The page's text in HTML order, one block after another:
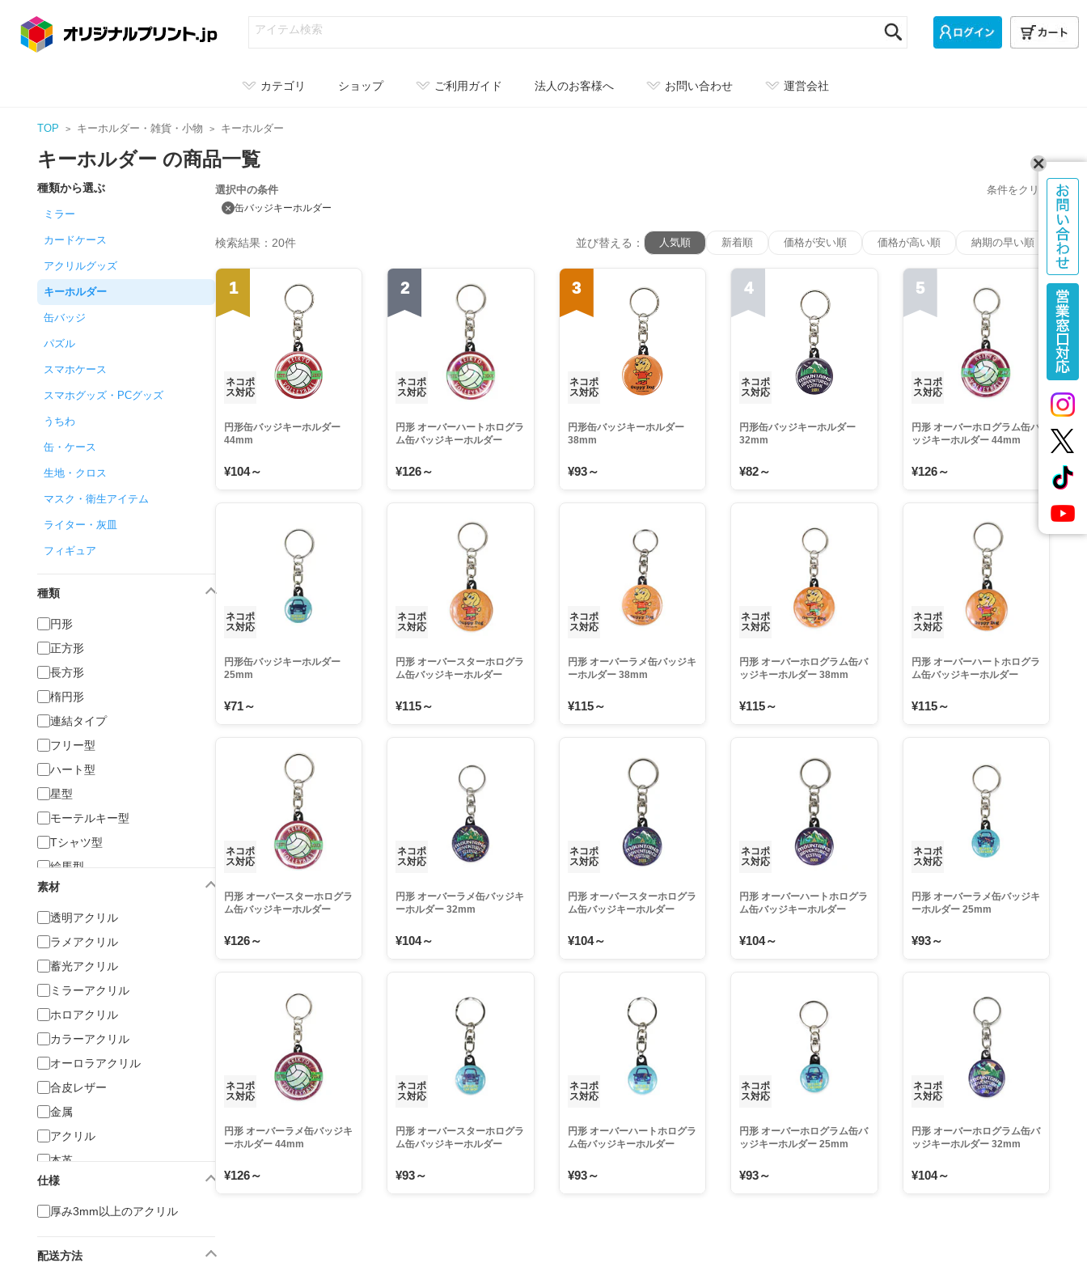
カテゴリ ショップ ご利用ガイド 法人のお客様へ お問い合わせ 運営会社
TOP キーホルダー・雑貨・小物 キーホルダー
キーホルダー の商品一覧
種類から選ぶ
ミラー
カードケース
アクリルグッズ
キーホルダー
缶バッジ
パズル
スマホケース
スマホグッズ・PCグッズ
うちわ
缶・ケース
生地・クロス
マスク・衛生アイテム
ライター・灰皿
フィギュア
種類
円形
正方形
長方形
楕円形
連結タイプ
フリー型
ハート型
星型
モーテルキー型
Tシャツ型
絵馬型
お守り型
タグ型
スティック型
フォト・カードホルダー
缶バッジキーホルダー
LEDキーホルダー
その他
素材
透明アクリル
ラメアクリル
蓄光アクリル
ミラーアクリル
ホロアクリル
カラーアクリル
オーロラアクリル
合皮レザー
金属
アクリル
本革
木材
PVC
仕様
厚み3mm以上のアクリル
配送方法
選択中の条件 条件をクリア
× 缶バッジキーホルダー
検索結果：20件 並び替える： 人気順 新着順 価格が安い順 価格が高い順 納期の早い順
1
ネコポ
ス対応
円形缶バッジキーホルダー
44mm
¥104～
2
ネコポ
ス対応
円形 オーバーハートホログラ
ム缶バッジキーホルダー
¥126～
3
ネコポ
ス対応
円形缶バッジキーホルダー
38mm
¥93～
4
ネコポ
ス対応
円形缶バッジキーホルダー
32mm
¥82～
5
ネコポ
ス対応
円形 オーバーホログラム缶バ
ッジキーホルダー 44mm
¥126～
ネコポ
ス対応
円形缶バッジキーホルダー
25mm
¥71～
ネコポ
ス対応
円形 オーバースターホログラ
ム缶バッジキーホルダー
¥115～
ネコポ
ス対応
円形 オーバーラメ缶バッジキ
ーホルダー 38mm
¥115～
ネコポ
ス対応
円形 オーバーホログラム缶バ
ッジキーホルダー 38mm
¥115～
ネコポ
ス対応
円形 オーバーハートホログラ
ム缶バッジキーホルダー
¥115～
ネコポ
ス対応
円形 オーバースターホログラ
ム缶バッジキーホルダー
¥126～
ネコポ
ス対応
円形 オーバーラメ缶バッジキ
ーホルダー 32mm
¥104～
ネコポ
ス対応
円形 オーバースターホログラ
ム缶バッジキーホルダー
¥104～
ネコポ
ス対応
円形 オーバーハートホログラ
ム缶バッジキーホルダー
¥104～
ネコポ
ス対応
円形 オーバーラメ缶バッジキ
ーホルダー 25mm
¥93～
ネコポ
ス対応
円形 オーバーラメ缶バッジキ
ーホルダー 44mm
¥126～
ネコポ
ス対応
円形 オーバースターホログラ
ム缶バッジキーホルダー
¥93～
ネコポ
ス対応
円形 オーバーハートホログラ
ム缶バッジキーホルダー
¥93～
ネコポ
ス対応
円形 オーバーホログラム缶バ
ッジキーホルダー 25mm
¥93～
ネコポ
ス対応
円形 オーバーホログラム缶バ
ッジキーホルダー 32mm
¥104～